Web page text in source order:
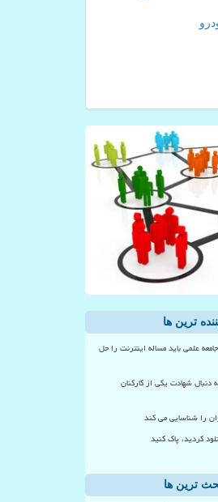
ترین ها
علمی باید مساله اینترنت را حل
دنبال شهادت یکی از کارکنان
را شناسایی می کند
کردید، پاک کنید
ترین ها